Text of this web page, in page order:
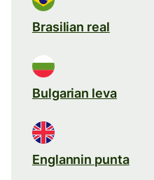
Brasilian real
Bulgarian leva
Englannin punta